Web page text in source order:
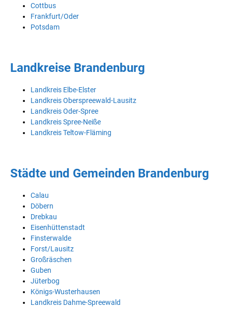
Cottbus
Frankfurt/Oder
Potsdam
Landkreise Brandenburg
Landkreis Elbe-Elster
Landkreis Oberspreewald-Lausitz
Landkreis Oder-Spree
Landkreis Spree-Neiße
Landkreis Teltow-Fläming
Städte und Gemeinden Brandenburg
Calau
Döbern
Drebkau
Eisenhüttenstadt
Finsterwalde
Forst/Lausitz
Großräschen
Guben
Jüterbog
Königs-Wusterhausen
Landkreis Dahme-Spreewald